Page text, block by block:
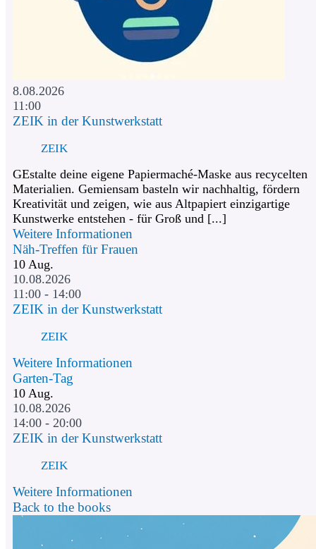
8.08.2026
11:00
ZEIK in der Kunstwerkstatt
ZEIK
GEstalte deine eigene Papiermaché-Maske aus recycelten
Materialien. Gemiensam basteln wir nachhaltig, fördern
Kreativität und zeigen, wie aus Altpapiert einzigartige
Kunstwerke entstehen - für Groß und [...]
Weitere Informationen
Näh-Treffen für Frauen
10 Aug.
10.08.2026
11:00 - 14:00
ZEIK in der Kunstwerkstatt
ZEIK
Weitere Informationen
Garten-Tag
10 Aug.
10.08.2026
14:00 - 20:00
ZEIK in der Kunstwerkstatt
ZEIK
Weitere Informationen
Back to the books